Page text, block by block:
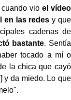
vio el vídeo
en las redes y que
cadenas de
bastante. Sentía
tocado a mí o
la chica que cayó
y da miedo. Lo que